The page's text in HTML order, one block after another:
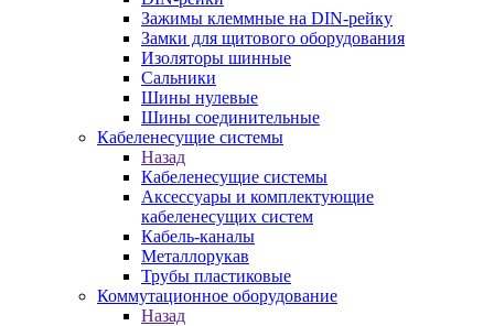
Зажимы клеммные на DIN-рейку
Замки для щитового оборудования
Изоляторы шинные
Сальники
Шины нулевые
Шины соединительные
Кабеленесущие системы
Назад
Кабеленесущие системы
Аксессуары и комплектующие
кабеленесущих систем
Кабель-каналы
Металлорукав
Трубы пластиковые
Коммутационное оборудование
Назад